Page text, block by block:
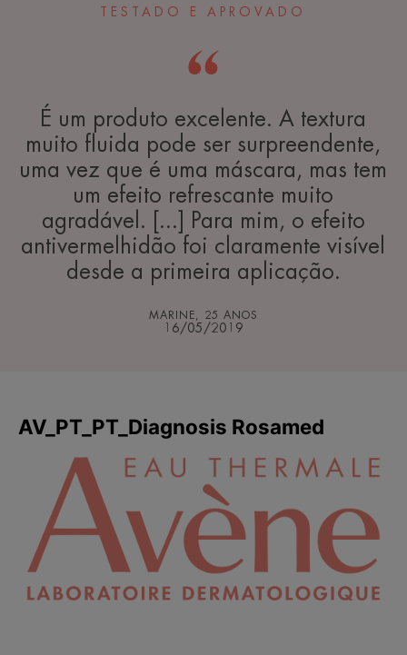
TESTADO E APROVADO
É um produto excelente. A textura
muito fluida pode ser surpreendente,
uma vez que é uma máscara, mas tem
um efeito refrescante muito
agradável. [...] Para mim, o efeito
antivermelhidão foi claramente visível
desde a primeira aplicação.
MARINE, 25 ANOS
16/05/2019